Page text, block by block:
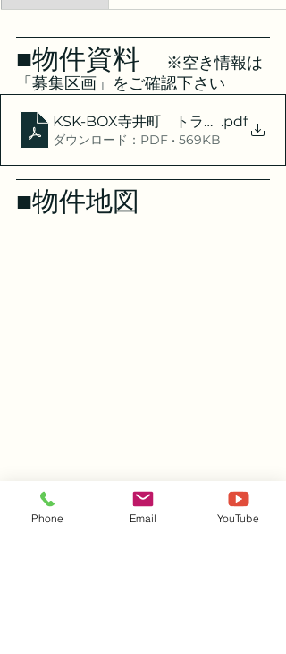
■物件資料
※空き情報は
「募集区画」をご確認下さい
KSK-BOX寺井町 トランクルーム
.pdf
ダウンロード：PDF • 569KB
■物件地図
Phone Email YouTube